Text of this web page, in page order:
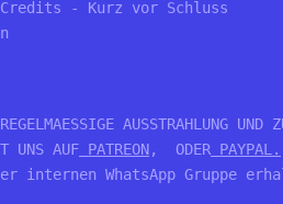
- Kurz vor Schluss
AUSSTRAHLUNG UND
UNS AUF PATREON,  ODER PAYPAL.
internen WhatsApp Gruppe